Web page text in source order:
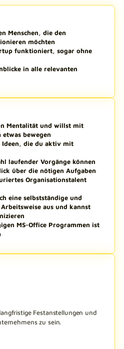
Menschen, die den
möchten
funktioniert, sogar ohne
in alle relevanten
Mentalität und willst mit
bewegen
Ideen, die du aktiv mit
laufender Vorgänge können
über die nötigen Aufgaben
Organisationstalent
eine selbstständige und
aus und kannst
MS-Office Programmen ist
Festanstellungen und
zu sein.